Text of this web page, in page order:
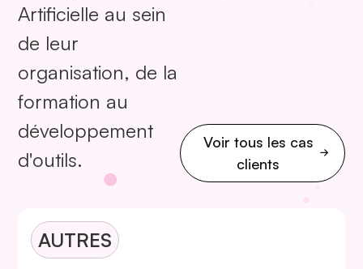
Artificielle au sein
de leur
organisation, de la
formation au
développement
d'outils.
Voir tous les cas
clients
AUTRES